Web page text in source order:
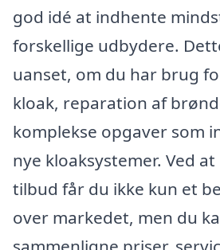
god idé at indhente
forskellige udbydere.
uanset, om du har brug
kloak, reparation af
komplekse opgaver som
nye kloaksystemer. Ved
tilbud får du ikke kun et
over markedet, men du